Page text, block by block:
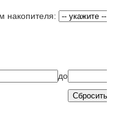
накопителя:
до